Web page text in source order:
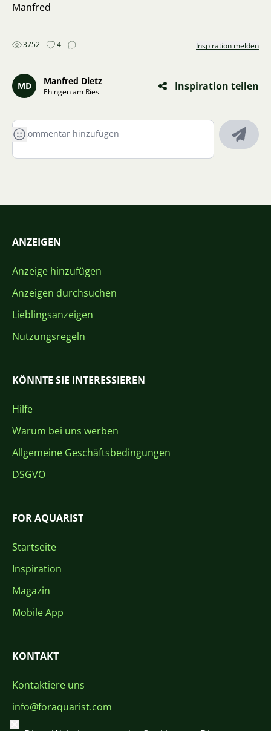
Manfred
3752 4 Inspiration melden
MD Manfred Dietz
Ehingen am Ries Inspiration teilen
ANZEIGEN
Anzeige hinzufügen
Anzeigen durchsuchen
Lieblingsanzeigen
Nutzungsregeln
KÖNNTE SIE INTERESSIEREN
Hilfe
Warum bei uns werben
Allgemeine Geschäftsbedingungen
DSGVO
FOR AQUARIST
Startseite
Inspiration
Magazin
Mobile App
KONTAKT
Kontaktiere uns
info@foraquarist.com
Schließen